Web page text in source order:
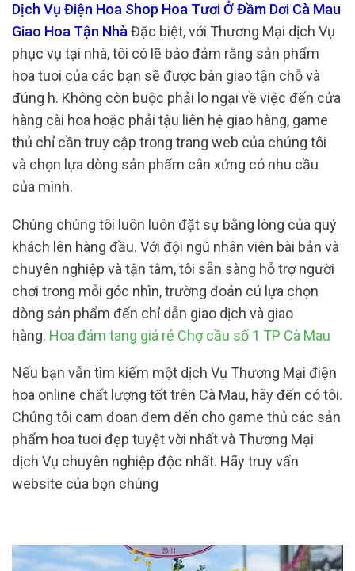
Dịch Vụ Điện Hoa Shop Hoa Tươi Ở Đầm Dơi Cà Mau
Giao Hoa Tận Nhà Đặc biệt, với Thương Mại dịch Vụ
phục vụ tại nhà, tôi có lẽ bảo đảm rằng sản phẩm
hoa tuoi của các bạn sẽ được bàn giao tận chỗ và
đúng h. Không còn buộc phải lo ngại về việc đến cửa
hàng cài hoa hoặc phải tậu liên hệ giao hàng, game
thủ chỉ cần truy cập trong trang web của chúng tôi
và chọn lựa dòng sản phẩm cân xứng có nhu cầu
của mình.
Chúng chúng tôi luôn luôn đặt sự bằng lòng của quý
khách lên hàng đầu. Với đội ngũ nhân viên bài bản và
chuyên nghiệp và tận tâm, tôi sẵn sàng hỗ trợ người
chơi trong mỗi góc nhìn, trường đoản cú lựa chọn
dòng sản phẩm đến chỉ dẫn giao dịch và giao
hàng. Hoa đám tang giá rẻ Chợ cầu số 1 TP Cà Mau
Nếu bạn vẫn tìm kiếm một dịch Vụ Thương Mại điện
hoa online chất lượng tốt trên Cà Mau, hãy đến có tôi.
Chúng tôi cam đoan đem đến cho game thủ các sản
phẩm hoa tuoi đẹp tuyệt vời nhất và Thương Mại
dịch Vụ chuyên nghiệp độc nhất. Hãy truy vấn
website của bọn chúng